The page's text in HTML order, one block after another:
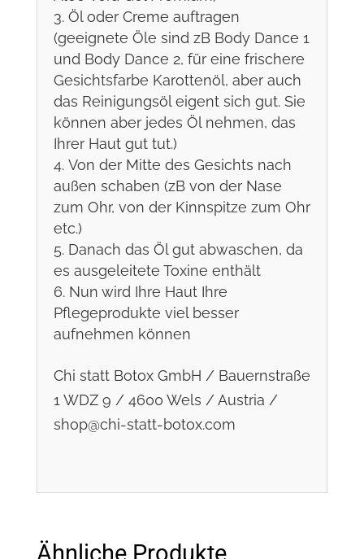
Öl oder Creme auftragen
(geeignete Öle sind zB Body Dance 1
und Body Dance 2, für eine frischere
Gesichtsfarbe Karottenöl, aber auch
das Reinigungsöleigent sich gut. Sie
können aber jedes Öl nehmen, das
Ihrer Haut gut tut.)
Von der Mitte des Gesichts nach
außen schaben (zB von der Nase
zum Ohr, von der Kinnspitze zum Ohr
etc.)
Danach das Öl gut abwaschen, da
es ausgeleitete Toxine enthält
Nun wird Ihre Haut Ihre
Pflegeprodukte viel besser
aufnehmen können
Chi statt Botox GmbH / Bauernstraße
1 WDZ 9 / 4600 Wels / Austria /
shop@chi-statt-botox.com
Ähnliche Produkte